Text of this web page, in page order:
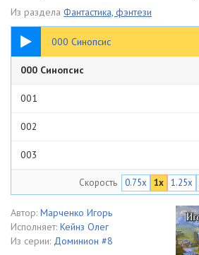
Из раздела Фантастика, фэнтези
000 Синопсис
04:20
000 Синопсис
001
002
003
005
006
Скорость 0.75x 1x 1.25x
Автор: Марченко Игорь
Исполняет: Кейнз Олег
Из серии: Доминион #8